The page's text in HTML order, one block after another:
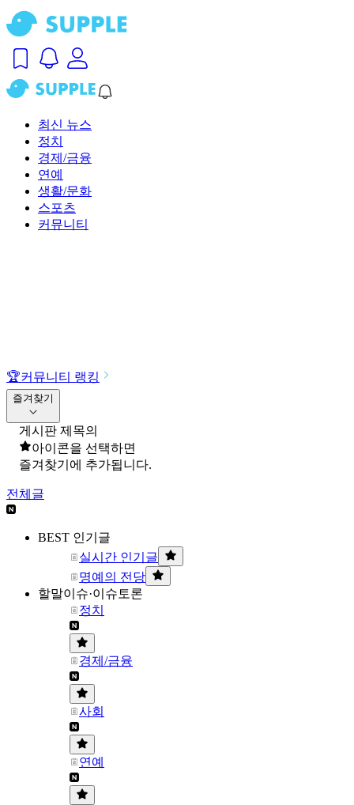
최신 뉴스
정치
경제/금융
연예
생활/문화
스포츠
커뮤니티
🏆커뮤니티 랭킹
즐겨찾기
게시판 제목의
아이콘을 선택하면
즐겨찾기에 추가됩니다.
전체글
BEST 인기글
실시간 인기글
명예의 전당
할말이슈·이슈토론
정치
경제/금융
사회
연예